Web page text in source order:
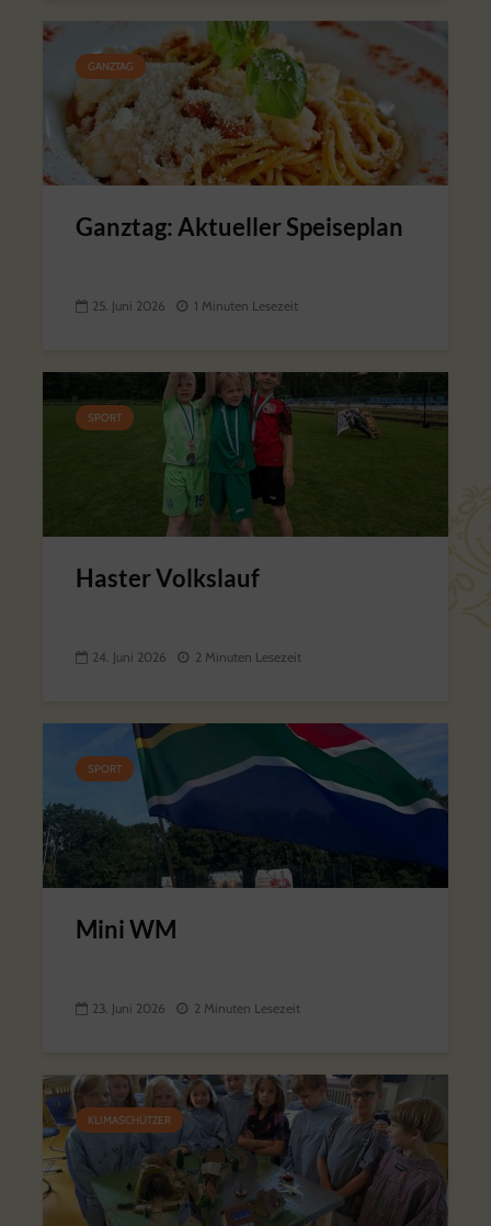
GANZTAG
Ganztag: Aktueller Speiseplan
25. Juni 2026 1 Minuten Lesezeit
SPORT
Haster Volkslauf
24. Juni 2026 2 Minuten Lesezeit
SPORT
Mini WM
23. Juni 2026 2 Minuten Lesezeit
KLIMASCHÜTZER